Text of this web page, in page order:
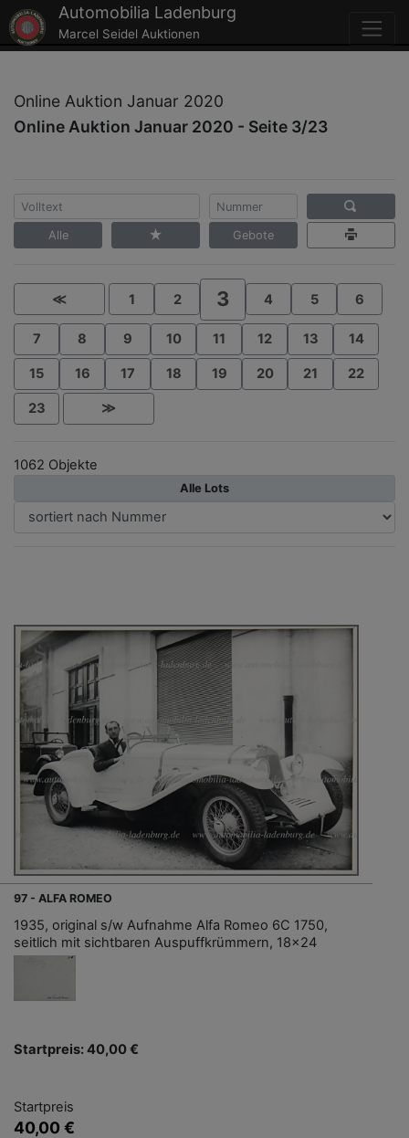
Automobilia Ladenburg
Marcel Seidel Auktionen
Online Auktion Januar 2020
Online Auktion Januar 2020 - Seite 3/23
Alle Gebote
≪ 1 2 3 4 5 6
7 8 9 10 11 12 13 14
15 16 17 18 19 20 21 22
23 ≫
1062 Objekte
Alle Lots
97 - ALFA ROMEO
1935, original s/w Aufnahme Alfa Romeo 6C 1750,
seitlich mit sichtbaren Auspuffkrümmern, 18x24
Startpreis: 40,00 €
Startpreis
40,00 €